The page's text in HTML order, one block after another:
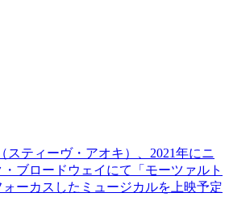
スティーヴ・アオキ）、2021年にニ
・ブロードウェイにて「モーツァルト
ーカスしたミュージカルを上映予定